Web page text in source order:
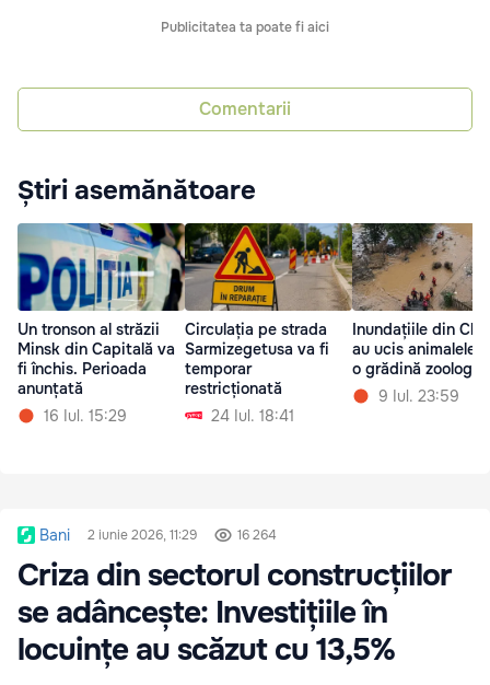
Publicitatea ta poate fi aici
Comentarii
Știri asemănătoare
Un tronson al străzii
Minsk din Capitală va
fi închis. Perioada
anunțată
16 Iul. 15:29
Circulația pe strada
Sarmizegetusa va fi
temporar
restricționată
24 Iul. 18:41
Inundațiile din
au ucis animalele
o grădină
9 Iul. 23:59
Bani 2 iunie 2026, 11:29 16 264
Criza din sectorul construcțiilor
se adâncește: Investițiile în
locuințe au scăzut cu 13,5%